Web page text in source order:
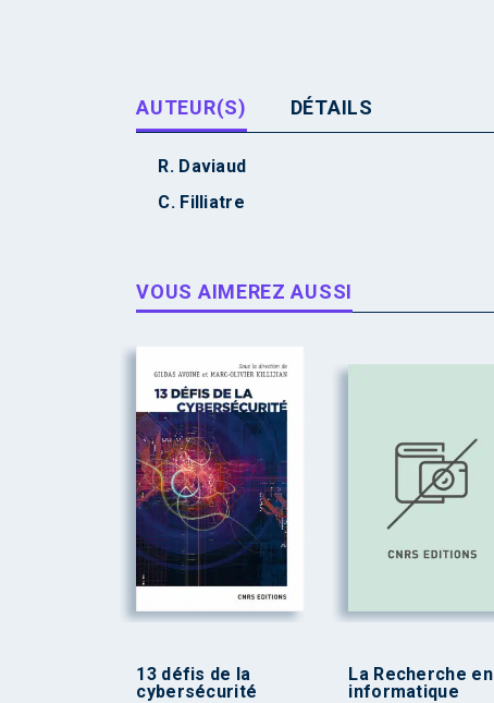
AUTEUR(S) DÉTAILS
R. Daviaud
C. Filliatre
VOUS AIMEREZ AUSSI
13 défis de la
cybersécurité
La Recherche en
informatique